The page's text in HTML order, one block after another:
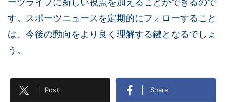
す。スポーツニュースを定期的にフォローすること
は、今後の動向をより良く理解する鍵となるでしょ
う。
Post Share